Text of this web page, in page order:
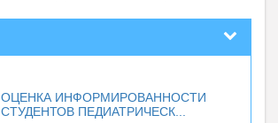
ОЦЕНКА ИНФОРМИРОВАННОСТИ
СТУДЕНТОВ ПЕДИАТРИЧЕСК...